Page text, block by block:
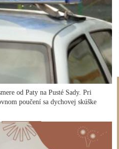
od Paty na Pusté Sady. Pri
poučení sa dychovej skúške